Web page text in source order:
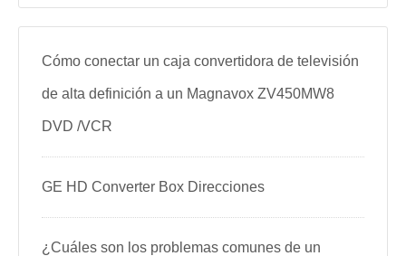
Cómo conectar un caja convertidora de televisión
de alta definición a un Magnavox ZV450MW8
DVD /VCR
GE HD Converter Box Direcciones
¿Cuáles son los problemas comunes de un